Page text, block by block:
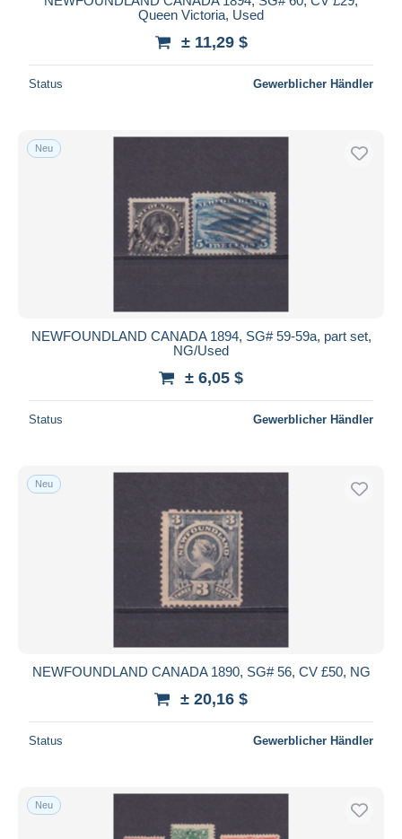
Queen Victoria, Used
± 11,29 $
Status Gewerblicher Händler
Neu
NEWFOUNDLAND CANADA 1894, SG# 59-59a, part set,
NG/Used
± 6,05 $
Status Gewerblicher Händler
Neu
NEWFOUNDLAND CANADA 1890, SG# 56, CV £50, NG
± 20,16 $
Status Gewerblicher Händler
Neu